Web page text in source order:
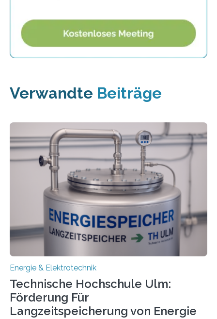
Verwandte Beiträge
Energie & Elektrotechnik
Technische Hochschule Ulm:
Förderung Für
Langzeitspeicherung von Energie